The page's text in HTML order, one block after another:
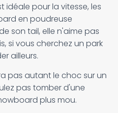
idéale pour la vitesse, les
en poudreuse
son tail, elle n'aime pas
si vous cherchez un park
ailleurs.
pas autant le choc sur un
pas tomber d'une
plus mou.